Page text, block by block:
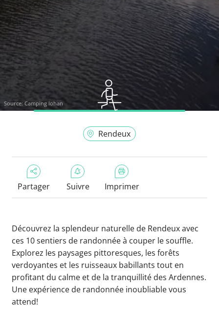
Source: Camping lohan
Rendeux
Partager Suivre Imprimer
Découvrez la splendeur naturelle de Rendeux avec
ces 10 sentiers de randonnée à couper le souffle.
Explorez les paysages pittoresques, les forêts
verdoyantes et les ruisseaux babillants tout en
profitant du calme et de la tranquillité des Ardennes.
Une expérience de randonnée inoubliable vous
attend!